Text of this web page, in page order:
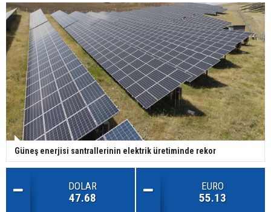
Güneş enerjisi santrallerinin elektrik üretiminde rekor
DOLAR
47.68
EURO
55.13